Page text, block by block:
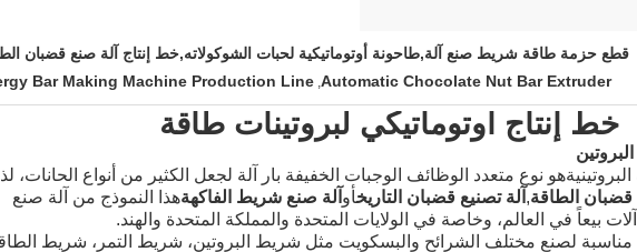
قطع حزمة طاقة شريط صنع آلة,طاحونة أوتوماتيكية لحبات الشوكولاته,خط إنتاج آلة صنع قضبان
Automatic Chocolate Nut Bar Extruder
,
Bar Making Machine Production Line
خط إنتاج أوتوماتيكي لبروتينات طاقة
هو نوع متعدد الوظائف الوجبات الخفيفة بار آلة لجعل الكثير من أنواع الحانات،
قضبان الطاقة, آلة تصنيع قضبان التاريخأو آلة صنع شريط الفاكهةهذا النموذج من آلة صنع
بيعاً في العالم، وخاصة في الولايات المتحدة والمملكة المتحدة والهند.
مناسبة لصنع مختلف الشرائح والبسكويت مثل شريط البروتين، شريط التمر، شريط